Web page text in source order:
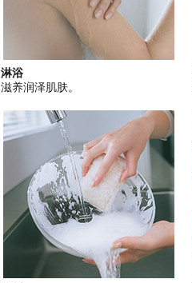
淋浴
滋养润泽肌肤。